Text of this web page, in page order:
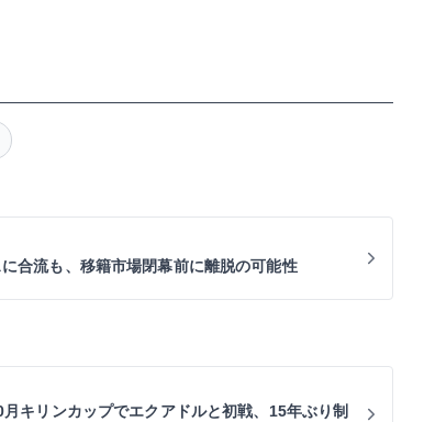
合流も、移籍市場閉幕前に離脱の可能性
キリンカップでエクアドルと初戦、15年ぶり制